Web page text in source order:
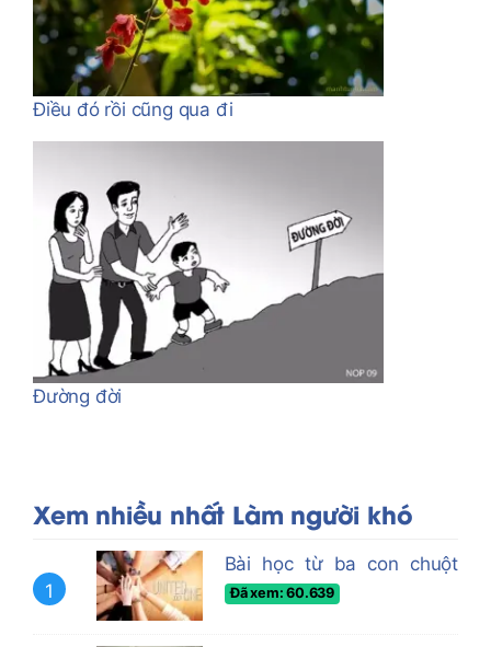
Điều đó rồi cũng qua đi
Đường đời
Xem nhiều nhất Làm người khó
1
Bài học từ ba con chuột
Đã xem: 60.639